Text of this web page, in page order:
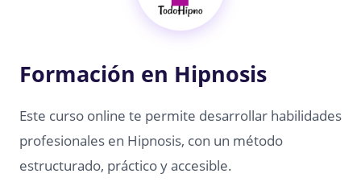
Formación en Hipnosis
Este curso online te permite desarrollar habilidades
profesionales en Hipnosis, con un método
estructurado, práctico y accesible.